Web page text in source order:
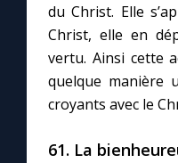
Une Minute avec
Une neuvaine
du Christ. Elle
Christ, elle en
vertu. Ainsi cette
quelque manière
croyants avec le
61. La